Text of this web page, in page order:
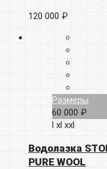
120 000 ₽
Размеры
60 000 ₽
xl xxl
Водолазка
PURE WOOL